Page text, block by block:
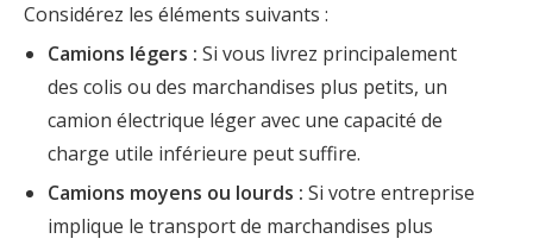
Considérez les éléments suivants :
Camions légers : Si vous livrez principalement
des colis ou des marchandises plus petits, un
camion électrique léger avec une capacité de
charge utile inférieure peut suffire.
Camions moyens ou lourds : Si votre entreprise
implique le transport de marchandises plus